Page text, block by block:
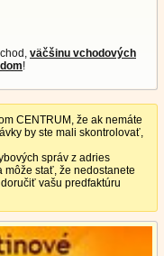
CENTRUM, že ak nemáte
by ste mali skontrolovať,
správ z adries
stať, že nedostanete
vašu predfaktúru
väčšinu vchodových
!